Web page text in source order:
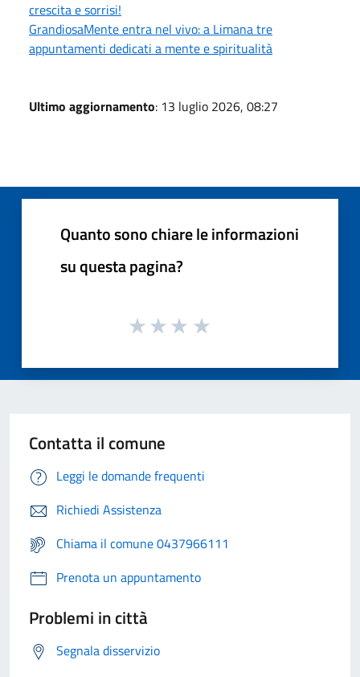
crescita e sorrisi!
GrandiosaMente entra nel vivo: a Limana tre
appuntamenti dedicati a mente e spiritualità
Ultimo aggiornamento: 13 luglio 2026, 08:27
Quanto sono chiare le informazioni
su questa pagina?
Contatta il comune
Leggi le domande frequenti
Richiedi Assistenza
Chiama il comune 0437966111
Prenota un appuntamento
Problemi in città
Segnala disservizio